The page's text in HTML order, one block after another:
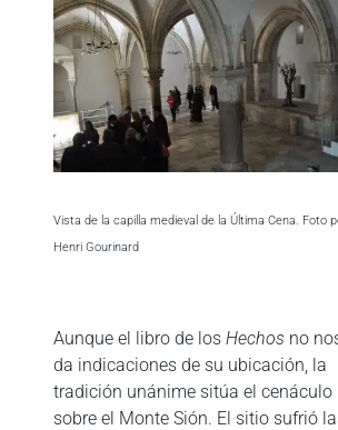
Vista de la capilla medieval de la Última Cena. Foto
Henri Gourinard
Aunque el libro de losHechos no
da indicaciones de su ubicación, la
tradición unánime sitúa el cenáculo
sobre el Monte Sión. El sitio sufrió